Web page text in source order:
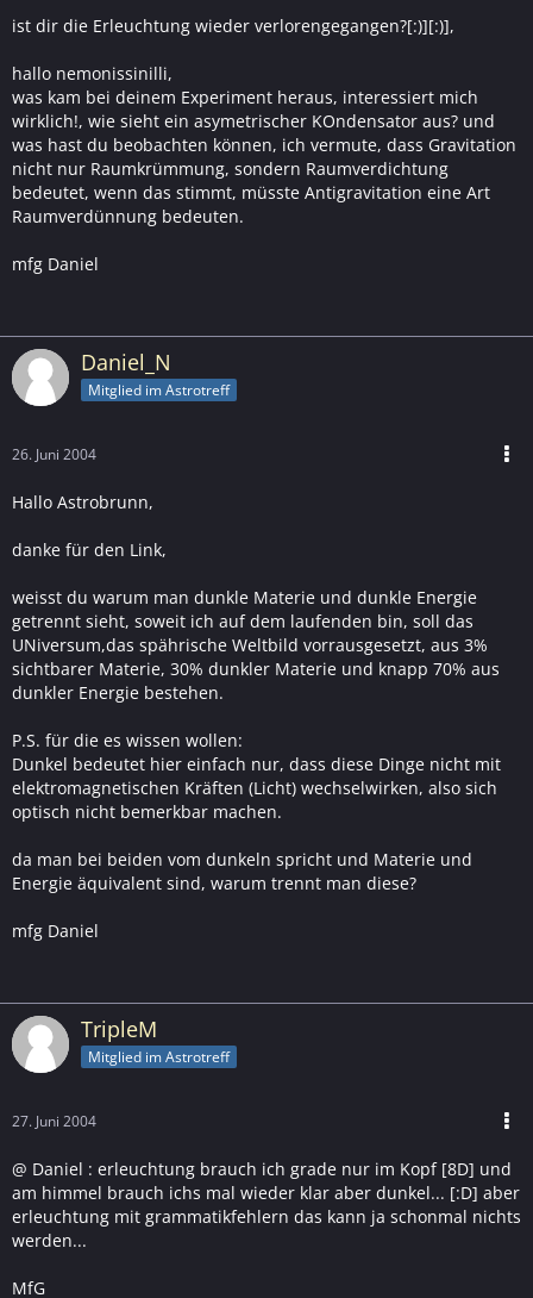
ist dir die Erleuchtung wieder verlorengegangen?[:)][:)],
hallo nemonissinilli,
was kam bei deinem Experiment heraus, interessiert mich
wirklich!, wie sieht ein asymetrischer KOndensator aus? und
was hast du beobachten können, ich vermute, dass Gravitation
nicht nur Raumkrümmung, sondern Raumverdichtung
bedeutet, wenn das stimmt, müsste Antigravitation eine Art
Raumverdünnung bedeuten.
mfg Daniel
Daniel_N
Mitglied im Astrotreff
26. Juni 2004
Hallo Astrobrunn,
danke für den Link,
weisst du warum man dunkle Materie und dunkle Energie
getrennt sieht, soweit ich auf dem laufenden bin, soll das
UNiversum,das spährische Weltbild vorrausgesetzt, aus 3%
sichtbarer Materie, 30% dunkler Materie und knapp 70% aus
dunkler Energie bestehen.
P.S. für die es wissen wollen:
Dunkel bedeutet hier einfach nur, dass diese Dinge nicht mit
elektromagnetischen Kräften (Licht) wechselwirken, also sich
optisch nicht bemerkbar machen.
da man bei beiden vom dunkeln spricht und Materie und
Energie äquivalent sind, warum trennt man diese?
mfg Daniel
TripleM
Mitglied im Astrotreff
27. Juni 2004
@ Daniel : erleuchtung brauch ich grade nur im Kopf [8D] und
am himmel brauch ichs mal wieder klar aber dunkel... [:D] aber
erleuchtung mit grammatikfehlern das kann ja schonmal nichts
werden...
MfG